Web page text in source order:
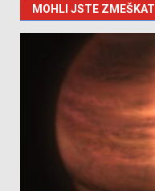
MOHLI JSTE ZMEŠKAT